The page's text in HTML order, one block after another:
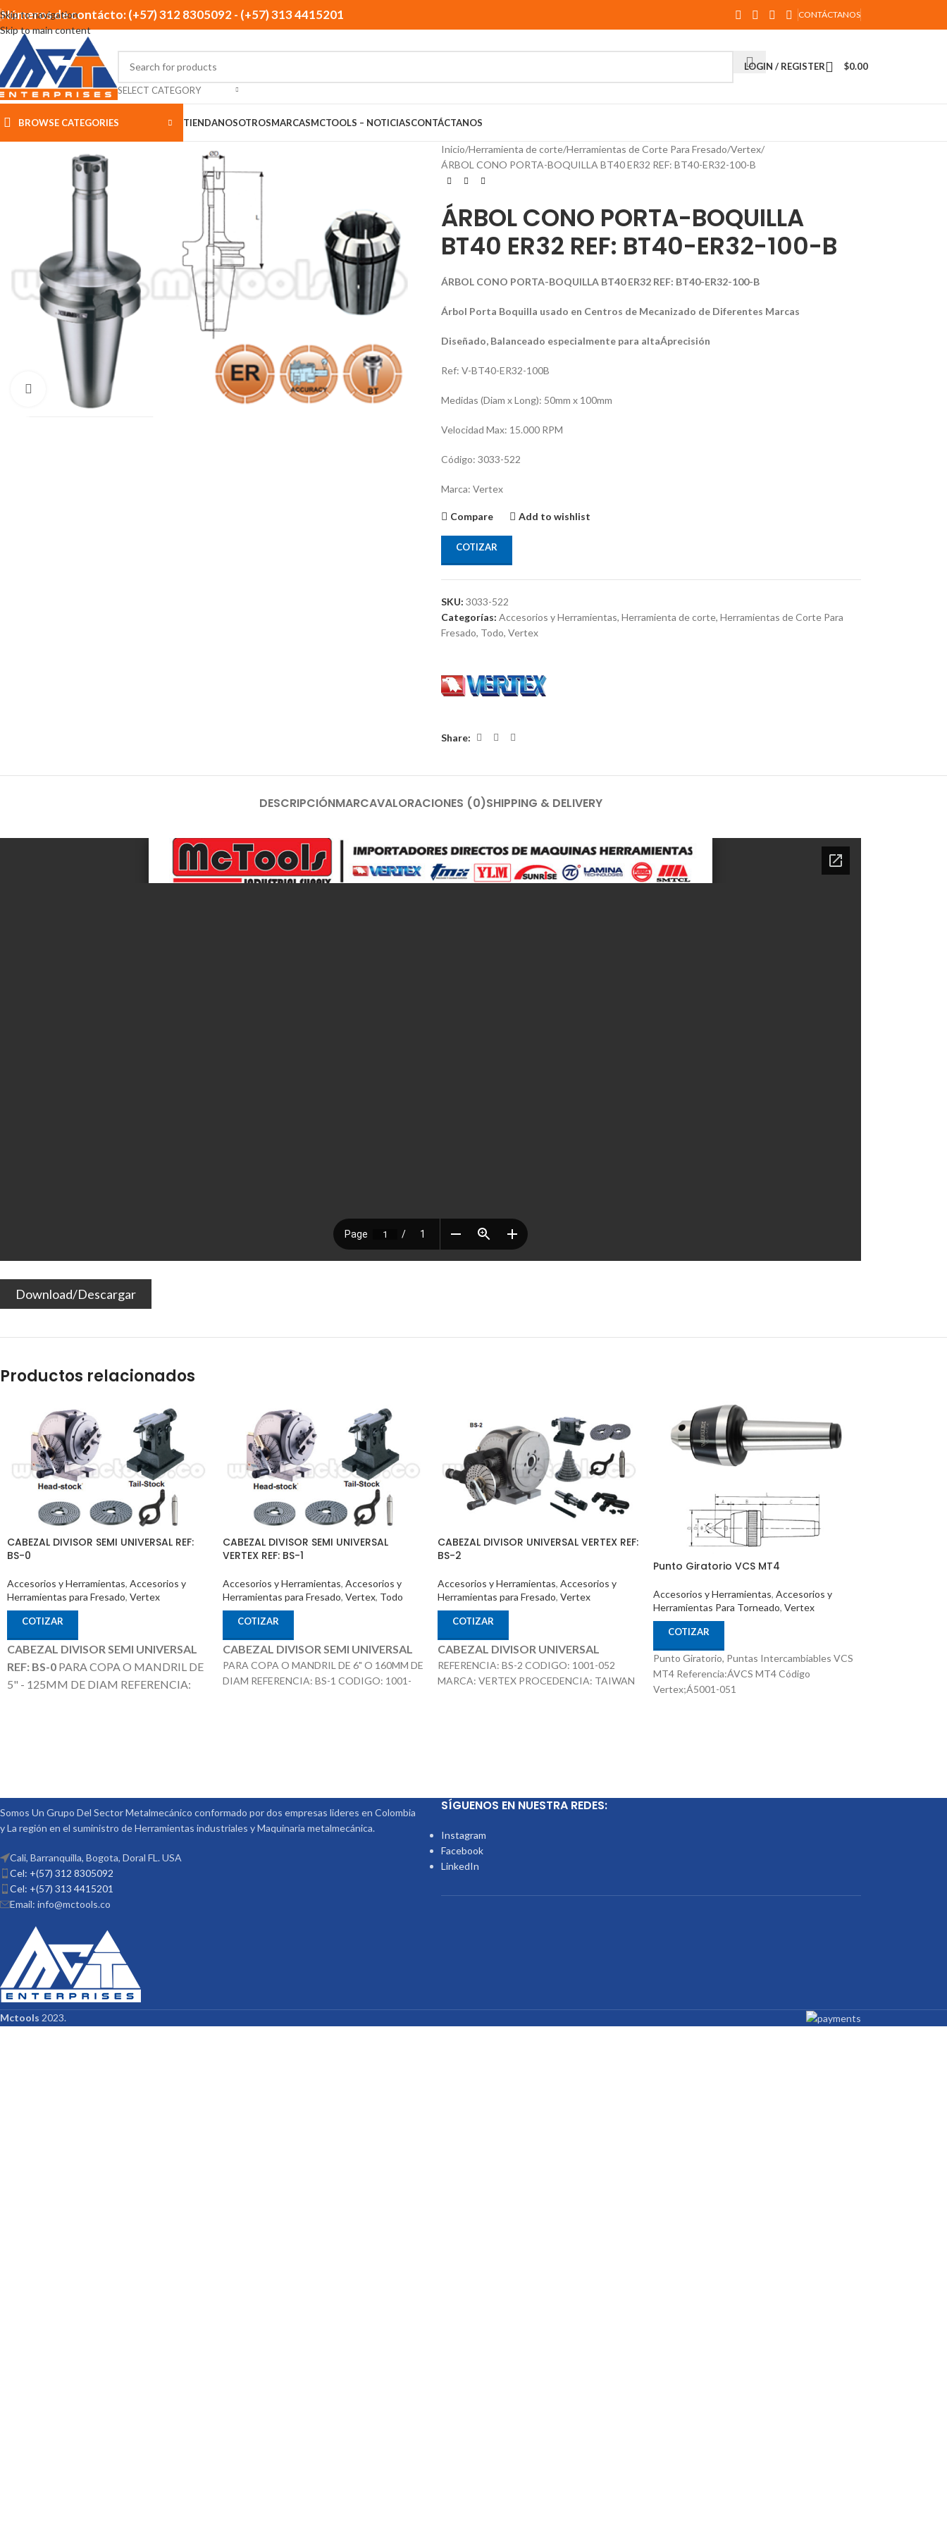
Skip to navigation
Skip to main content
Números de contácto: (+57) 312 8305092 - (+57) 313 4415201 CONTÁCTANOS
SELECT CATEGORY
LOGIN / REGISTER $0.00
BROWSE CATEGORIES TIENDANOSOTROSMARCASMCTOOLS – NOTICIASCONTÁCTANOS
Click to enlarge
Inicio Herramienta de corte Herramientas de Corte Para Fresado Vertex
ÁRBOL CONO PORTA-BOQUILLA BT40 ER32 REF: BT40-ER32-100-B
ÁRBOL CONO PORTA-BOQUILLA
BT40 ER32 REF: BT40-ER32-100-B
ÁRBOL CONO PORTA-BOQUILLA BT40 ER32 REF: BT40-ER32-100-B
Árbol Porta Boquilla usado en Centros de Mecanizado de Diferentes Marcas
Diseñado, Balanceado especialmente para altaÁprecisión
Ref: V-BT40-ER32-100B
Medidas (Diam x Long): 50mm x 100mm
Velocidad Max: 15.000 RPM
Código: 3033-522
Marca: Vertex
Compare Add to wishlist
COTIZAR
SKU: 3033-522
Categorías: Accesorios y Herramientas, Herramienta de corte, Herramientas de Corte Para
Fresado, Todo, Vertex
Share:
DESCRIPCIÓNMARCAVALORACIONES (0)SHIPPING & DELIVERY
Download/Descargar
Productos relacionados
CABEZAL DIVISOR SEMI UNIVERSAL REF:
BS-0
Accesorios y Herramientas, Accesorios y
Herramientas para Fresado, Vertex
COTIZAR
CABEZAL DIVISOR SEMI UNIVERSAL
REF: BS-0 PARA COPA O MANDRIL DE
5" - 125MM DE DIAM REFERENCIA:
CABEZAL DIVISOR SEMI UNIVERSAL
VERTEX REF: BS-1
Accesorios y Herramientas, Accesorios y
Herramientas para Fresado, Vertex, Todo
COTIZAR
CABEZAL DIVISOR SEMI UNIVERSAL
PARA COPA O MANDRIL DE 6" O 160MM DE
DIAM REFERENCIA: BS-1 CODIGO: 1001-
CABEZAL DIVISOR UNIVERSAL VERTEX REF:
BS-2
Accesorios y Herramientas, Accesorios y
Herramientas para Fresado, Vertex
COTIZAR
CABEZAL DIVISOR UNIVERSAL
REFERENCIA: BS-2 CODIGO: 1001-052
MARCA: VERTEX PROCEDENCIA: TAIWAN
Punto Giratorio VCS MT4
Accesorios y Herramientas, Accesorios y
Herramientas Para Torneado, Vertex
COTIZAR
Punto Giratorio, Puntas Intercambiables VCS
MT4 Referencia:ÁVCS MT4 Código
Vertex;Á5001-051
Somos Un Grupo Del Sector Metalmecánico conformado por dos empresas lideres en Colombia
y La región en el suministro de Herramientas industriales y Maquinaria metalmecánica.
Cali, Barranquilla, Bogota, Doral FL. USA
Cel: +(57) 312 8305092
Cel: +(57) 313 4415201
Email: info@mctools.co
SÍGUENOS EN NUESTRA REDES:
Instagram
Facebook
LinkedIn
Mctools 2023.